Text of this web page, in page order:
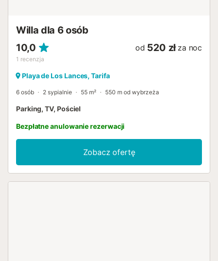
Willa dla 6 osób
10,0
1 recenzja
od 520 zł za noc
Playa de Los Lances, Tarifa
6 osób 2 sypialnie 55 m² 550 m od wybrzeża
Parking, TV, Pościel
Bezpłatne anulowanie rezerwacji
Zobacz ofertę